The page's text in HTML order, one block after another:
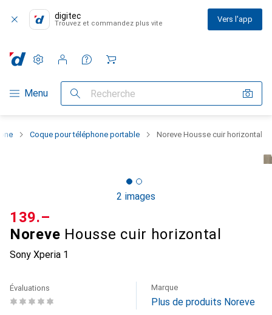
digitec
Trouvez et commandez plus vite Vers l'app
Navigation par catégorie
Menu Recherche
Paramètres
Compte client
Listes de comparaison
Listes d'envies
Panier
Coque pour téléphone portable Noreve Housse cuir horizontal
2 images
Noreve Housse cuir horizontal
Sony Xperia 1
CHF
139.–
Évaluations Marque
Plus de produits Noreve